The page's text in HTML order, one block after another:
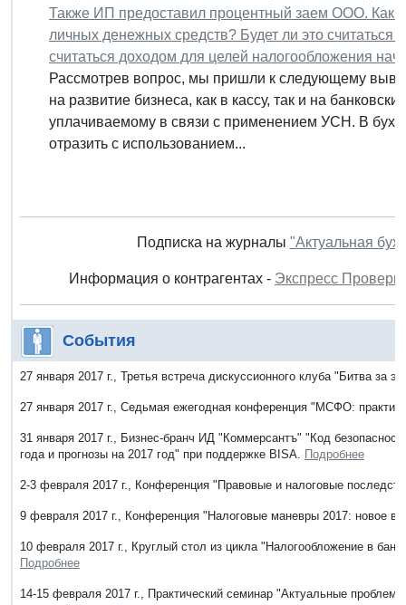
Также ИП предоставил процентный заем ООО. Как
личных денежных средств? Будет ли это
считаться доходом для целей налогообложения
Рассмотрев вопрос, мы пришли к следующему
на развитие бизнеса, как в кассу, так и на
уплачиваемому в связи с применением УСН. В
отразить с использованием...
Подписка на журналы "Актуальная
Информация о контрагентах - Экспресс
События
27 января 2017 г., Третья встреча дискуссионного клуба "Битва за
27 января 2017 г., Седьмая ежегодная конференция "МСФО:
31 января 2017 г., Бизнес-бранч ИД "Коммерсантъ" "Код
года и прогнозы на 2017 год" при поддержке BISA. Подробнее
2-3 февраля 2017 г., Конференция "Правовые и налоговые
9 февраля 2017 г., Конференция "Налоговые маневры 2017: новое в
10 февраля 2017 г., Круглый стол из цикла "Налогообложение в
Подробнее
14-15 февраля 2017 г., Практический семинар "Актуальные